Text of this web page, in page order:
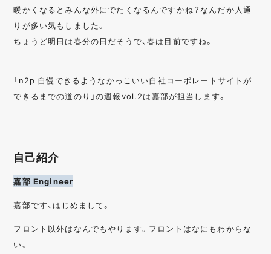
暖かくなるとみんな外にでたくなるんですかね？なんだか人通
りが多い気もしました。
ちょうど明日は春分の日だそうで、春は目前ですね。
「n2p 自慢できるようなかっこいい自社コーポレートサイトが
できるまでの道のり」の週報vol.2は嘉部が担当します。
自己紹介
嘉部 Engineer
嘉部です、はじめまして。
フロント以外はなんでもやります。フロントはなにもわからな
い。